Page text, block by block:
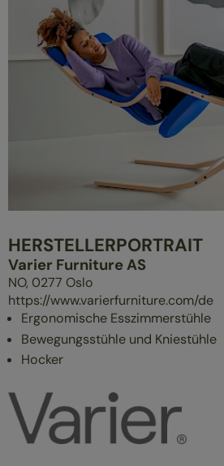
HERSTELLER
MITGLIED WERDEN
HÄNDLER FINDEN
ÖKOLOGISCH EINRICHTEN
MASSIVHOLZMÖBEL
POLSTERMÖBEL
HERSTELLERPORTRAIT
Varier Furniture AS
NO, 0277 Oslo
https://www.varierfurniture.com/de
Ergonomische Esszimmerstühle
Bewegungsstühle und Kniestühle
Hocker